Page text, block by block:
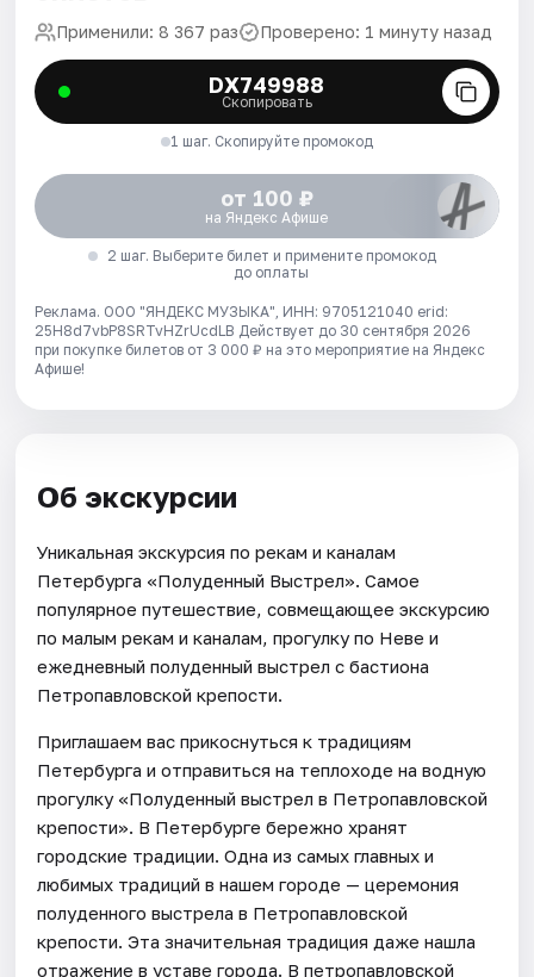
Применили: 8 367 раз Проверено: 1 минуту назад
DX749988
Скопировать
1 шаг. Скопируйте промокод
от 100 ₽
на Яндекс Афише
2 шаг. Выберите билет и примените промокод
до оплаты
Реклама. ООО "ЯНДЕКС МУЗЫКА", ИНН: 9705121040 erid:
25H8d7vbP8SRTvHZrUcdLB Действует до 30 сентября 2026
при покупке билетов от 3 000 ₽ на это мероприятие на Яндекс
Афише!
Об экскурсии
Уникальная экскурсия по рекам и каналам
Петербурга «Полуденный Выстрел». Самое
популярное путешествие, совмещающее экскурсию
по малым рекам и каналам, прогулку по Неве и
ежедневный полуденный выстрел с бастиона
Петропавловской крепости.
Приглашаем вас прикоснуться к традициям
Петербурга и отправиться на теплоходе на водную
прогулку «Полуденный выстрел в Петропавловской
крепости». В Петербурге бережно хранят
городские традиции. Одна из самых главных и
любимых традиций в нашем городе — церемония
полуденного выстрела в Петропавловской
крепости. Эта значительная традиция даже нашла
отражение в уставе города. В петропавловской